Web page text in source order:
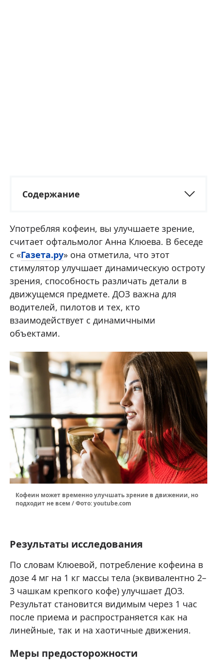
Содержание
Употребляя кофеин, вы улучшаете зрение,
считает офтальмолог Анна Клюева. В беседе
с «Газета.ру» она отметила, что этот
стимулятор улучшает динамическую остроту
зрения, способность различать детали в
движущемся предмете. ДОЗ важна для
водителей, пилотов и тех, кто
взаимодействует с динамичными
объектами.
Кофеин может временно улучшать зрение в движении, но
подходит не всем / Фото: youtube.com
Результаты исследования
По словам Клюевой, потребление кофеина в
дозе 4 мг на 1 кг массы тела (эквивалентно 2–
3 чашкам крепкого кофе) улучшает ДОЗ.
Результат становится видимым через 1 час
после приема и распространяется как на
линейные, так и на хаотичные движения.
Меры предосторожности